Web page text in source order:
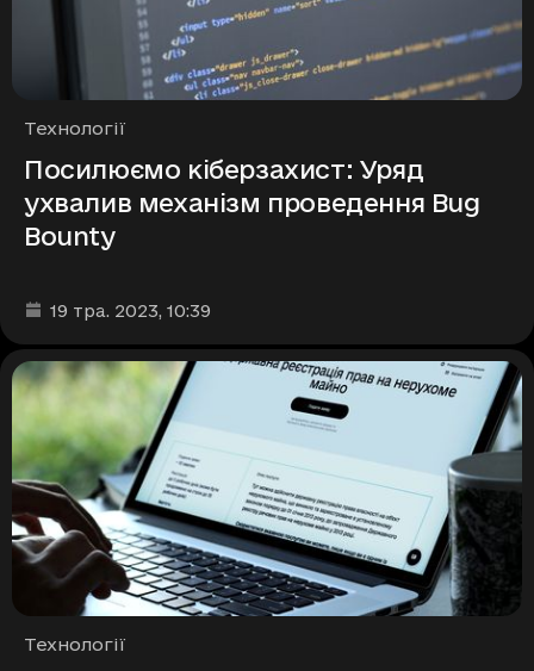
Рубрики
Технології
Посилюємо кіберзахист: Уряд
ухвалив механізм проведення Bug
Bounty
Дата та час публікації
19 тра. 2023, 10:39
Рубрики
Технології